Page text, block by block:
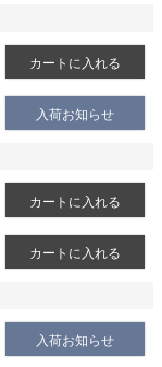
カートに入れる
入荷お知らせ
カートに入れる
カートに入れる
入荷お知らせ